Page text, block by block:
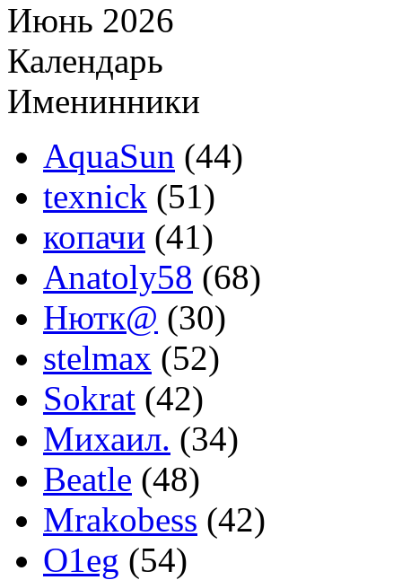
Июнь 2026
Календарь
Именинники
AquaSun (44)
texnick (51)
копачи (41)
Anatoly58 (68)
Нютк@ (30)
stelmax (52)
Sokrat (42)
Михаил. (34)
Beatle (48)
Mrakobess (42)
O1eg (54)